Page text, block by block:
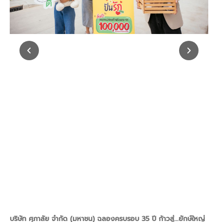
บริษัท ศุภาลัย จำกัด (มหาชน) ฉลองครบรอบ 35 ปี ก้าวสู่...ยักษ์ใหญ่